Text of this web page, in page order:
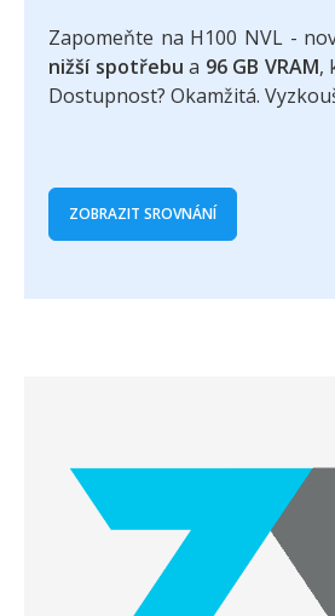
Zapomeňte na H100 NVL -
nižší spotřebu a 96 GB VRAM,
Dostupnost? Okamžitá.
ZOBRAZIT SROVNÁNÍ